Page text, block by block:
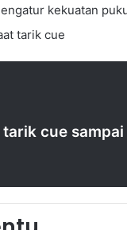
kekuatan
tarik cue
tarik cue